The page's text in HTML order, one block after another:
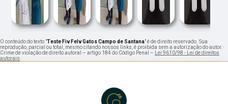
O conteúdo do texto "Teste Fiv Felv Gatos Campo de Santana" é de direito reservado. Sua
reprodução, parcial ou total, mesmo citando nossos links, é proibida sem a autorização do autor.
Crime de violação de direito autoral – artigo 184 do Código Penal –
Lei 9610/98 - Lei de direitos
autorais